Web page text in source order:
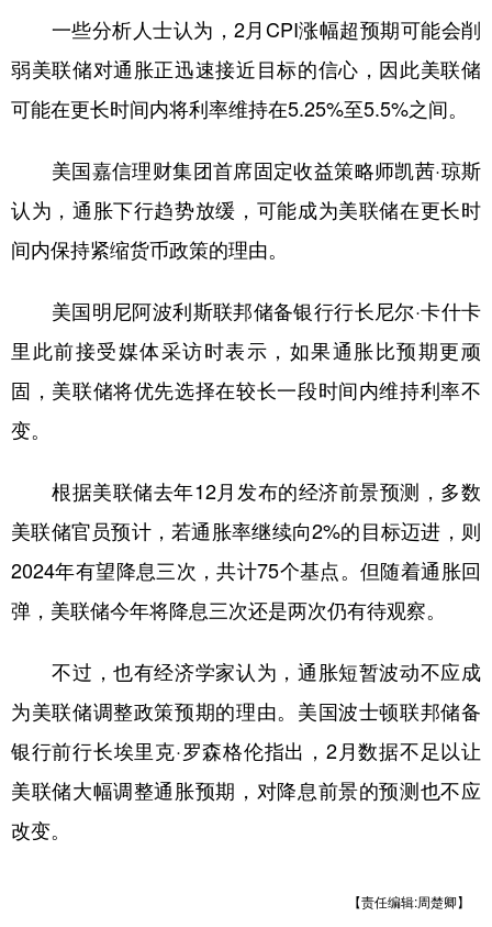
一些分析人士认为，2月CPI涨幅超预期可能会削
弱美联储对通胀正迅速接近目标的信心，因此美联储
可能在更长时间内将利率维持在5.25%至5.5%之间。
美国嘉信理财集团首席固定收益策略师凯茜·琼斯
认为，通胀下行趋势放缓，可能成为美联储在更长时
间内保持紧缩货币政策的理由。
美国明尼阿波利斯联邦储备银行行长尼尔·卡什卡
里此前接受媒体采访时表示，如果通胀比预期更顽
固，美联储将优先选择在较长一段时间内维持利率不
变。
根据美联储去年12月发布的经济前景预测，多数
美联储官员预计，若通胀率继续向2%的目标迈进，则
2024年有望降息三次，共计75个基点。但随着通胀回
弹，美联储今年将降息三次还是两次仍有待观察。
不过，也有经济学家认为，通胀短暂波动不应成
为美联储调整政策预期的理由。美国波士顿联邦储备
银行前行长埃里克·罗森格伦指出，2月数据不足以让
美联储大幅调整通胀预期，对降息前景的预测也不应
改变。
【责任编辑:周楚卿】